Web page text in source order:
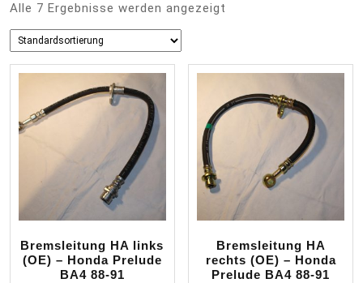
Alle 7 Ergebnisse werden angezeigt
Bremsleitung HA links
(OE) – Honda Prelude
BA4 88-91
Bremsleitung HA
rechts (OE) – Honda
Prelude BA4 88-91